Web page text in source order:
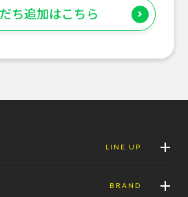
ち追加はこちら
LINE UP
BRAND